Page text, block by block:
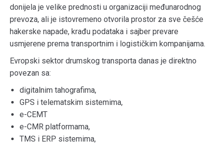
donijela je velike prednosti u organizaciji međunarodnog
prevoza, ali je istovremeno otvorila prostor za sve češće
hakerske napade, krađu podataka i sajber prevare
usmjerene prema transportnim i logističkim kompanijama.
Evropski sektor drumskog transporta danas je direktno
povezan sa:
digitalnim tahografima,
GPS i telematskim sistemima,
e-CEMT
e-CMR platformama,
TMS i ERP sistemima,